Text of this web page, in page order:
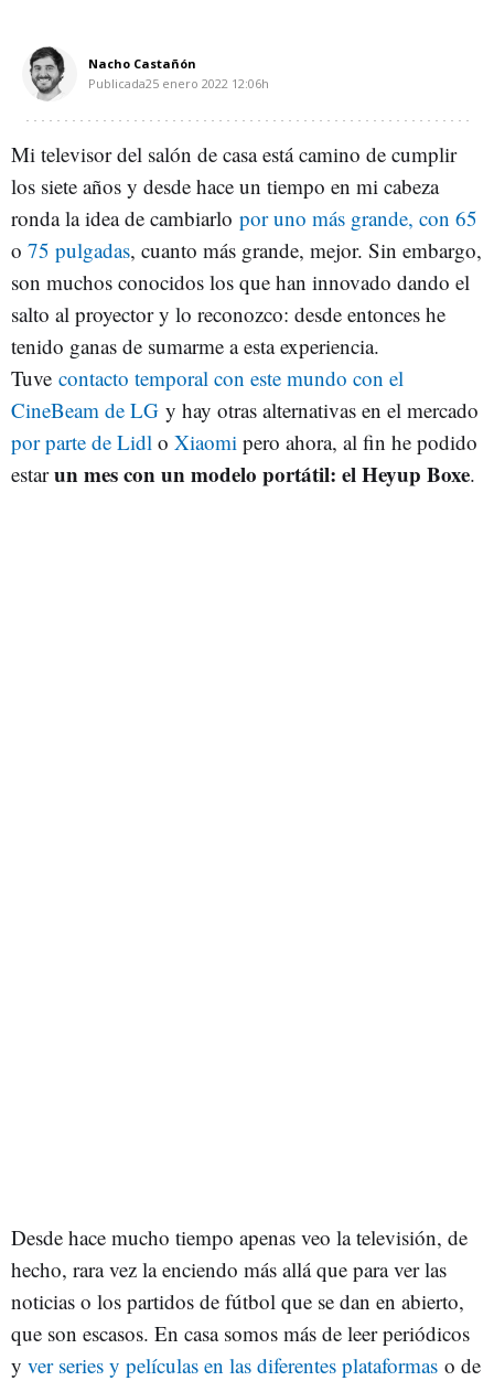
Nacho Castañón
Publicada25 enero 2022 12:06h
Mi televisor del salón de casa está camino de cumplir
los siete años y desde hace un tiempo en mi cabeza
ronda la idea de cambiarlo por uno más grande, con 65
o 75 pulgadas, cuanto más grande, mejor. Sin embargo,
son muchos conocidos los que han innovado dando el
salto al proyector y lo reconozco: desde entonces he
tenido ganas de sumarme a esta experiencia.
Tuve contacto temporal con este mundo con el
CineBeam de LG y hay otras alternativas en el mercado
por parte de Lidl o Xiaomi pero ahora, al fin he podido
estarun mes con un modelo portátil: el Heyup Boxe.
Desde hace mucho tiempo apenas veo la televisión, de
hecho, rara vez la enciendo más allá que para ver las
noticias o los partidos de fútbol que se dan en abierto,
que son escasos. En casa somos más de leer periódicos
y ver series y películas en las diferentes plataformas o de